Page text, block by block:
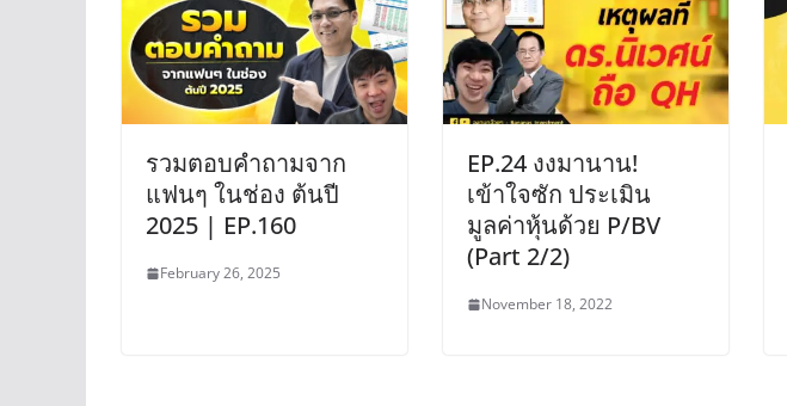
รวมตอบคำถามจาก
แฟนๆ ในช่อง ต้นปี
2025 | EP.160
February 26, 2025
EP.24 งงมานาน!
เข้าใจซัก ประเมิน
มูลค่าหุ้นด้วย P/BV
(Part 2/2)
November 18, 2022